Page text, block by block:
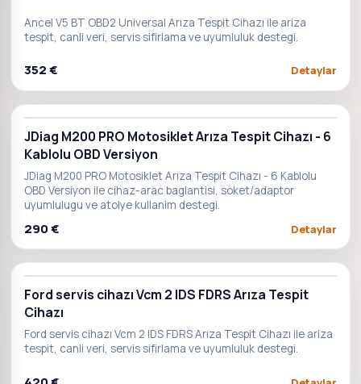
Ancel V5 BT OBD2 Universal Arıza Tespit Cihazı ile ariza
tespit, canli veri, servis sifirlama ve uyumluluk destegi.
352 € Detaylar
JDiag M200 PRO Motosiklet Arıza Tespit Cihazı - 6
Kablolu OBD Versiyon
JDiag M200 PRO Motosiklet Arıza Tespit Cihazı - 6 Kablolu
OBD Versiyon ile cihaz-arac baglantisi, soket/adaptor
uyumlulugu ve atolye kullanim destegi.
290 € Detaylar
Ford servis cihazı Vcm 2 IDS FDRS Arıza Tespit
Cihazı
Ford servis cihazı Vcm 2 IDS FDRS Arıza Tespit Cihazı ile ariza
tespit, canli veri, servis sifirlama ve uyumluluk destegi.